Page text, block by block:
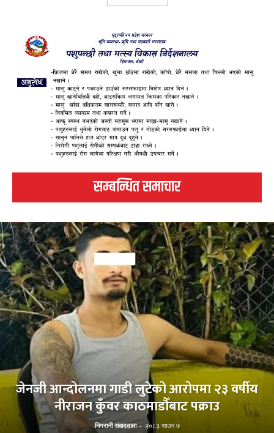
सम्बन्धित समाचार
जेनजी आन्दोलनमा गाडी लुटेको आरोपमा २३ वर्षीय
नीराजन कुँवर काठमाडौँबाट पक्राउ
निगरानी संवाददाता - २०८३ साउन ७